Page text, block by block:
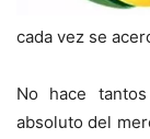
cada vez se
No hace
absoluto del